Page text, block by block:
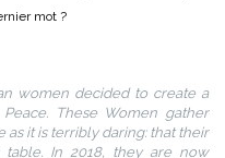
mot ?
women decided to create a
These Women gather
as it is terribly daring: that their
In 2018, they are now